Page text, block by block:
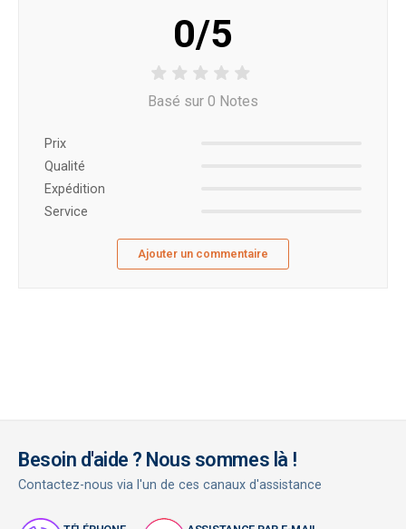
0/5
Basé sur 0 Notes
Prix ​​
Qualité
Expédition
Service
Ajouter un commentaire
Besoin d'aide ? Nous sommes là !
Contactez-nous via l'un de ces canaux d'assistance